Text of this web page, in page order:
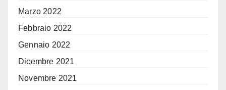
Marzo 2022
Febbraio 2022
Gennaio 2022
Dicembre 2021
Novembre 2021